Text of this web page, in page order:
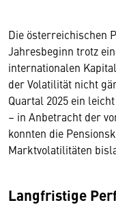
Die österreichischen
Jahresbeginn trotz
internationalen
der Volatilität nicht
Quartal 2025 ein
– in Anbetracht der
konnten die
Marktvolatilitäten
Langfristige